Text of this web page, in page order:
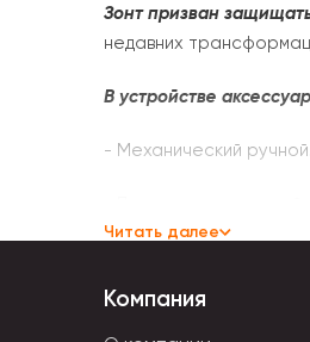
Зонт призван
недавних
В устройстве
- Механический
Купол зонта
Читать далее
Компания